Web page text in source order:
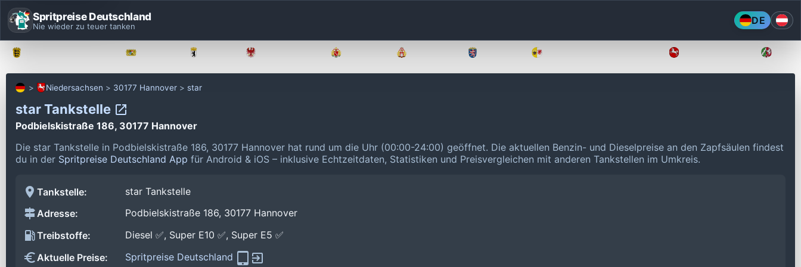
Spritpreise Deutschland
Nie wieder zu teuer tanken DE
Niedersachsen 30177 Hannover star
star Tankstelle
Podbielskistraße 186, 30177 Hannover
Die star Tankstelle in Podbielskistraße 186, 30177 Hannover hat rund um die Uhr (00:00-24:00) geöffnet. Die aktuellen Benzin- und Dieselpreise an den Zapfsäulen findest
du in der Spritpreise Deutschland App für Android & iOS – inklusive Echtzeitdaten, Statistiken und Preisvergleichen mit anderen Tankstellen im Umkreis.
Tankstelle:
star Tankstelle
Adresse:
Podbielskistraße 186, 30177 Hannover
Treibstoffe:
Diesel ✅, Super E10 ✅, Super E5 ✅
Aktuelle Preise:
Spritpreise Deutschland